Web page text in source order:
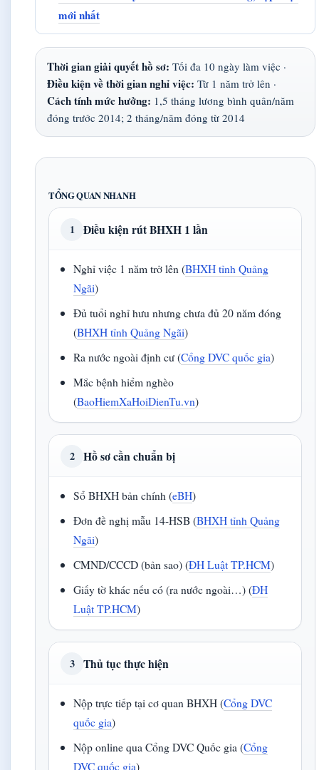
mới nhất
Thời gian giải quyết hồ sơ: Tối đa 10 ngày làm việc ·
Điều kiện về thời gian nghỉ việc: Từ 1 năm trở lên ·
Cách tính mức hưởng: 1,5 tháng lương bình quân/năm
đóng trước 2014; 2 tháng/năm đóng từ 2014
TỔNG QUAN NHANH
1 Điều kiện rút BHXH 1 lần
Nghỉ việc 1 năm trở lên (BHXH tỉnh Quảng
Ngãi)
Đủ tuổi nghỉ hưu nhưng chưa đủ 20 năm đóng
(BHXH tỉnh Quảng Ngãi)
Ra nước ngoài định cư (Cổng DVC quốc gia)
Mắc bệnh hiểm nghèo
(BaoHiemXaHoiDienTu.vn)
2 Hồ sơ cần chuẩn bị
Sổ BHXH bản chính (eBH)
Đơn đề nghị mẫu 14-HSB (BHXH tỉnh Quảng
Ngãi)
CMND/CCCD (bản sao) (ĐH Luật TP.HCM)
Giấy tờ khác nếu có (ra nước ngoài…) (ĐH
Luật TP.HCM)
3 Thủ tục thực hiện
Nộp trực tiếp tại cơ quan BHXH (Cổng DVC
quốc gia)
Nộp online qua Cổng DVC Quốc gia (Cổng
DVC quốc gia)